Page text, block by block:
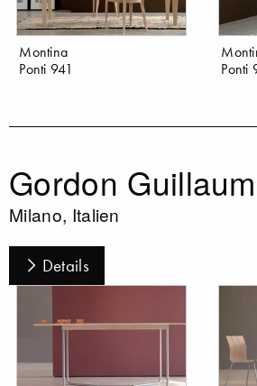
Montina
Ponti 941
Ponti
Gordon
Milano, Italien
Details